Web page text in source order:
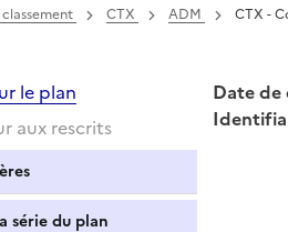
CTX ADM CTX -
le plan
aux rescrits
série du plan
Date